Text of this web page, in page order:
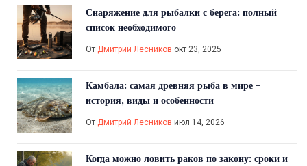
Снаряжение для рыбалки с берега: полный
список необходимого
От Дмитрий Лесников окт 23, 2025
Камбала: самая древняя рыба в мире -
история, виды и особенности
От Дмитрий Лесников июл 14, 2026
Когда можно ловить раков по закону: сроки и